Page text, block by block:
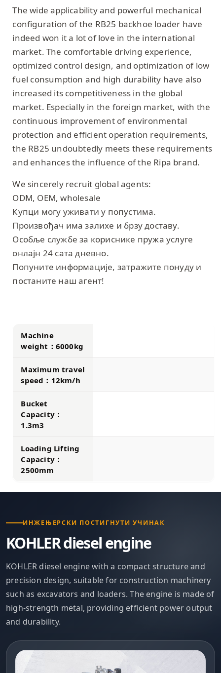
The wide applicability and powerful mechanical
configuration of the RB25 backhoe loader have
indeed won it a lot of love in the international
market. The comfortable driving experience,
optimized control design, and optimization of low
fuel consumption and high durability have also
increased its competitiveness in the global
market. Especially in the foreign market, with the
continuous improvement of environmental
protection and efficient operation requirements,
the RB25 undoubtedly meets these requirements
and enhances the influence of the Ripa brand.
We sincerely recruit global agents:
ODM, OEM, wholesale
Купци могу уживати у попустима.
Произвођач има залихе и брзу доставу.
Особље службе за кориснике пружа услуге
онлајн 24 сата дневно.
Попуните информације, затражите понуду и
постаните наш агент!
Machine
weight：6000kg
Maximum travel
speed：12km/h
Bucket
Capacity：
1.3m3
Loading Lifting
Capacity：
2500mm
ИНЖЕЊЕРСКИ ПОСТИГНУТИ УЧИНАК
KOHLER diesel engine
KOHLER diesel engine with a compact structure and
precision design, suitable for construction machinery
such as excavators and loaders. The engine is made of
high-strength metal, providing efficient power output
and durability.